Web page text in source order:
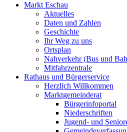
Markt Eschau
Aktuelles
Daten und Zahlen
Geschichte
Ihr Weg zu uns
Ortsplan
Nahverkehr (Bus und
Mitfahrzentrale
Rathaus und Bürgerservice
Herzlich Willkommen
Marktgemeinderat
Bürgerinfoportal
Niederschriften
Jugend- und